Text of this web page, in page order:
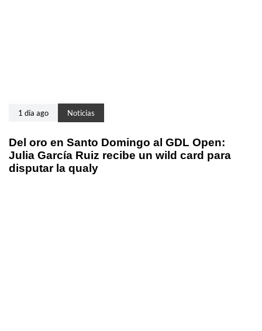
1 día ago Noticias
Del oro en Santo Domingo al GDL Open:
Julia García Ruiz recibe un wild card para
disputar la qualy